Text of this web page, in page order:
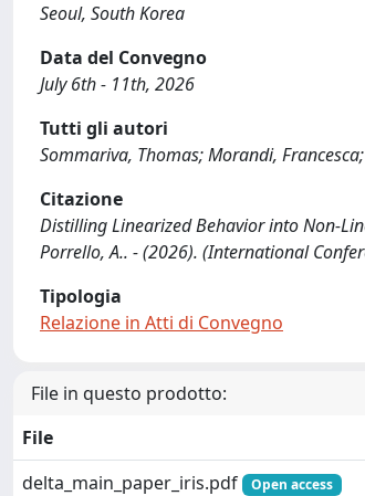
Seoul, South Korea
Data del Convegno
July 6th - 11th, 2026
Tutti gli autori
Sommariva, Thomas; Morandi,
Citazione
Distilling Linearized Behavior into Non-
Porrello, A.. - (2026). (International
Tipologia
Relazione in Atti di Convegno
File in questo prodotto:
File
delta_main_paper_iris.pdf
Open access